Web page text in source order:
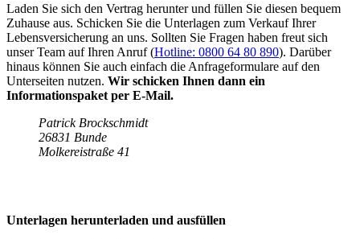
Laden Sie sich den Vertrag herunter und füllen Sie diesen bequem
Zuhause aus. Schicken Sie die Unterlagen zum Verkauf Ihrer
Lebensversicherung an uns. Sollten Sie Fragen haben freut sich
unser Team auf Ihren Anruf (Hotline: 0800 64 80 890). Darüber
hinaus können Sie auch einfach die Anfrageformulare auf den
Unterseiten nutzen. Wir schicken Ihnen dann ein
Informationspaket per E-Mail.
Patrick Brockschmidt
26831 Bunde
Molkereistraße 41
Unterlagen herunterladen und ausfüllen